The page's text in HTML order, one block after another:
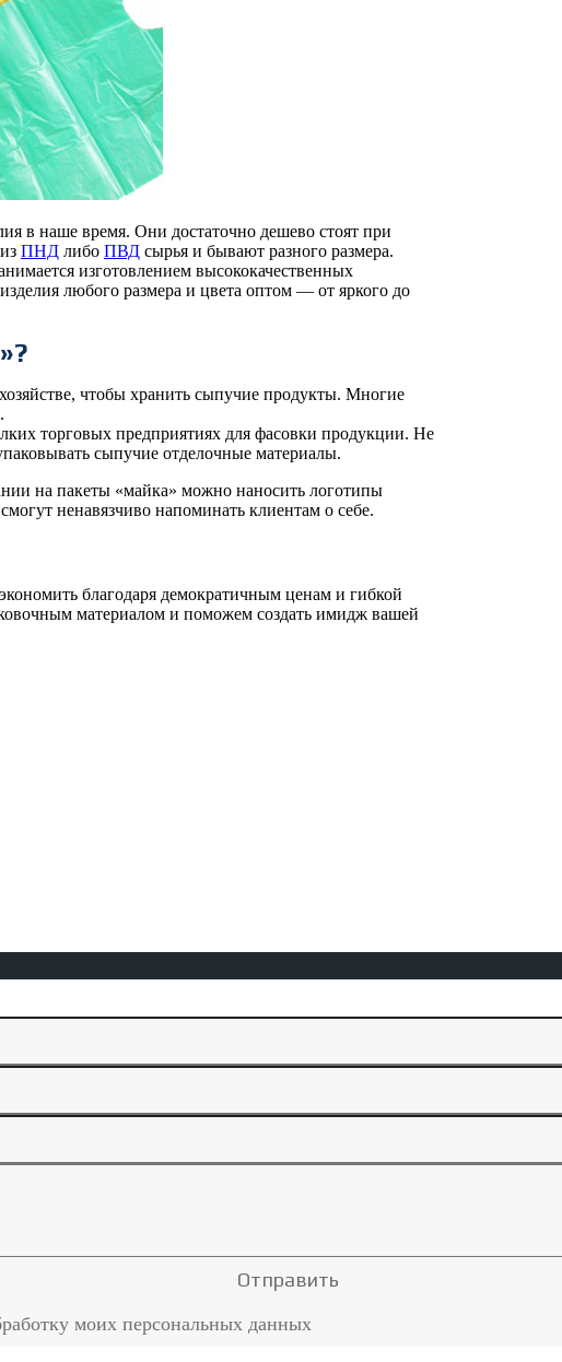
в наше время. Они достаточно дешево стоят при
ПНД либо ПВД сырья и бывают разного размера.
изготовлением высококачественных
любого размера и цвета оптом — от яркого до
чтобы хранить сыпучие продукты. Многие
торговых предприятиях для фасовки продукции. Не
сыпучие отделочные материалы.
на пакеты «майка» можно наносить логотипы
ненавязчиво напоминать клиентам о себе.
благодаря демократичным ценам и гибкой
материалом и поможем создать имидж вашей
моих персональных данных